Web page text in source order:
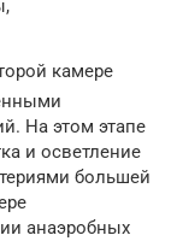
камере
На этом этапе
и осветление
большей
анаэробных